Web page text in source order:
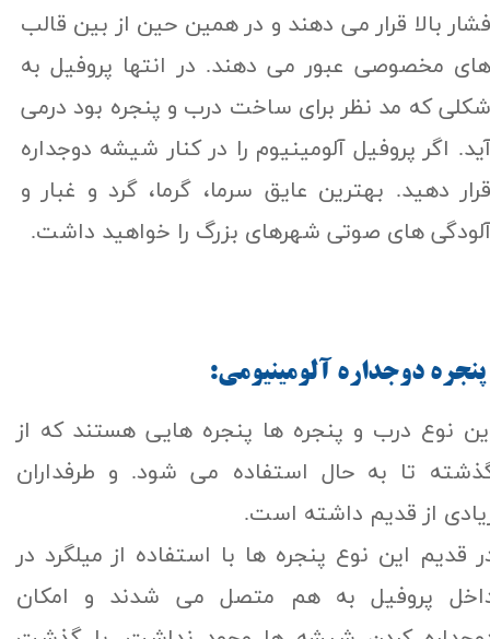
فشار بالا قرار می دهند و در همین حین از بین قالب
های مخصوصی عبور می دهند. در انتها پروفیل به
شکلی که مد نظر برای ساخت درب و پنجره بود درمی
آید. اگر پروفیل آلومینیوم را در کنار شیشه دوجداره
قرار دهید. بهترین عایق سرما، گرما، گرد و غبار و
آلودگی های صوتی شهرهای بزرگ را خواهید داشت.​​​​​​​
نوع درب و پنجره ها پنجره هایی هستند که از
تا به حال استفاده می شود. و طرفداران
از قدیم داشته است.
قدیم این نوع پنجره ها با استفاده از میلگرد در
پروفیل به هم متصل می شدند و امکان
پنجره دوجداره آلومینیومي: